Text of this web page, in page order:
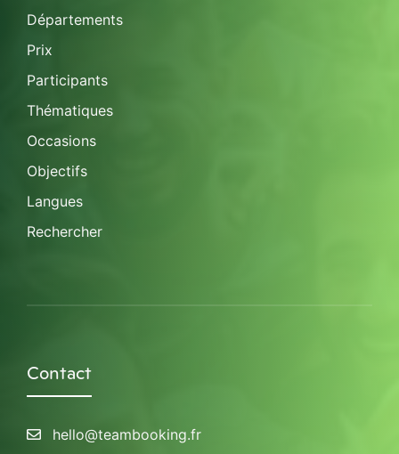
Départements
Prix
Participants
Thématiques
Occasions
Objectifs
Langues
Rechercher
Contact
hello@teambooking.fr